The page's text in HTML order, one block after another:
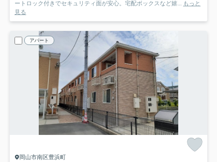
ートロック付きでセキュリティ面が安心。宅配ボックスなど嬉... もっと
見る
アパート
岡山市南区豊浜町